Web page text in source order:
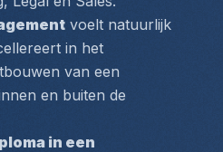
voelt natuurlijk
in het
van een
en buiten de
in een